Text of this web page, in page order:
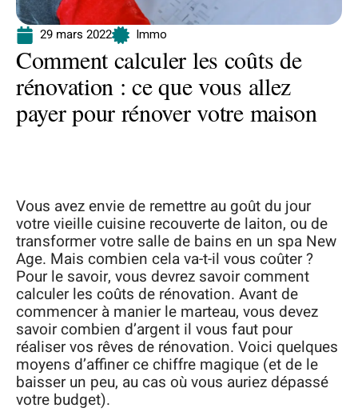
29 mars 2022 Immo
Comment calculer les coûts de
rénovation : ce que vous allez
payer pour rénover votre maison
Vous avez envie de remettre au goût du jour
votre vieille cuisine recouverte de laiton, ou de
transformer votre salle de bains en un spa New
Age. Mais combien cela va-t-il vous coûter ?
Pour le savoir, vous devrez savoir comment
calculer les coûts de rénovation. Avant de
commencer à manier le marteau, vous devez
savoir combien d’argent il vous faut pour
réaliser vos rêves de rénovation. Voici quelques
moyens d’affiner ce chiffre magique (et de le
baisser un peu, au cas où vous auriez dépassé
votre budget).